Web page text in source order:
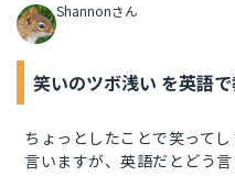
Shannonさん
笑いのツボ浅い を英語
ちょっとしたことで笑って
言いますが、英語だとどう